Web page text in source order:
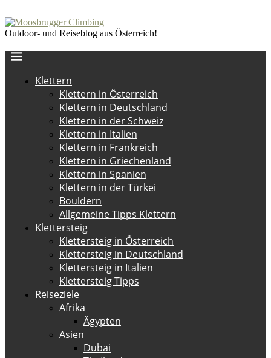
Outdoor- und Reiseblog aus Österreich!
Klettern
Klettern in Österreich
Klettern in Deutschland
Klettern in der Schweiz
Klettern in Italien
Klettern in Frankreich
Klettern in Griechenland
Klettern in Spanien
Klettern in der Türkei
Bouldern
Allgemeine Tipps Klettern
Klettersteig
Klettersteig in Österreich
Klettersteig in Deutschland
Klettersteig in Italien
Klettersteig Tipps
Reiseziele
Afrika
Ägypten
Asien
Dubai